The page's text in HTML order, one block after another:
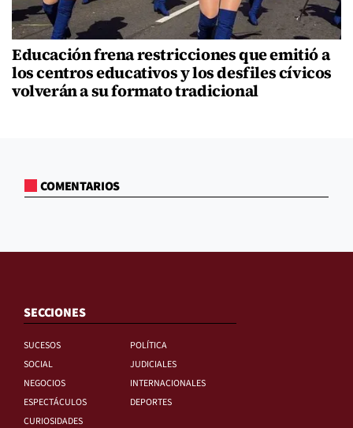
Educación frena restricciones que emitió a
los centros educativos y los desfiles cívicos
volverán a su formato tradicional
COMENTARIOS
SECCIONES
SUCESOS
POLÍTICA
SOCIAL
JUDICIALES
NEGOCIOS
INTERNACIONALES
ESPECTÁCULOS
DEPORTES
CURIOSIDADES